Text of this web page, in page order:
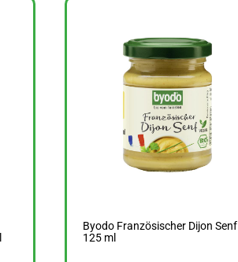
Byodo Französischer Dijon Senf
125 ml